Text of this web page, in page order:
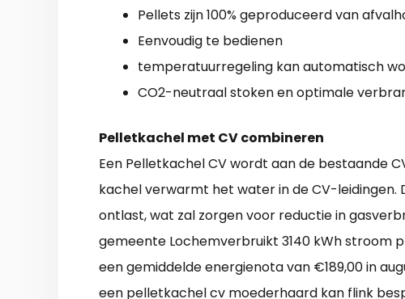
Pellets zijn 100% geproduceerd van
Eenvoudig te bedienen
temperatuurregeling kan automatisch
CO2-neutraal stoken en optimale
Pelletkachel met CV combineren
Een Pelletkachel CV wordt aan de bestaande
kachel verwarmt het water in de CV-leidingen.
ontlast, wat zal zorgen voor reductie in
gemeente Lochemverbruikt 3140 kWh stroom
een gemiddelde energienota van €189,00 in
een pelletkachel cv moederhaard kan flink